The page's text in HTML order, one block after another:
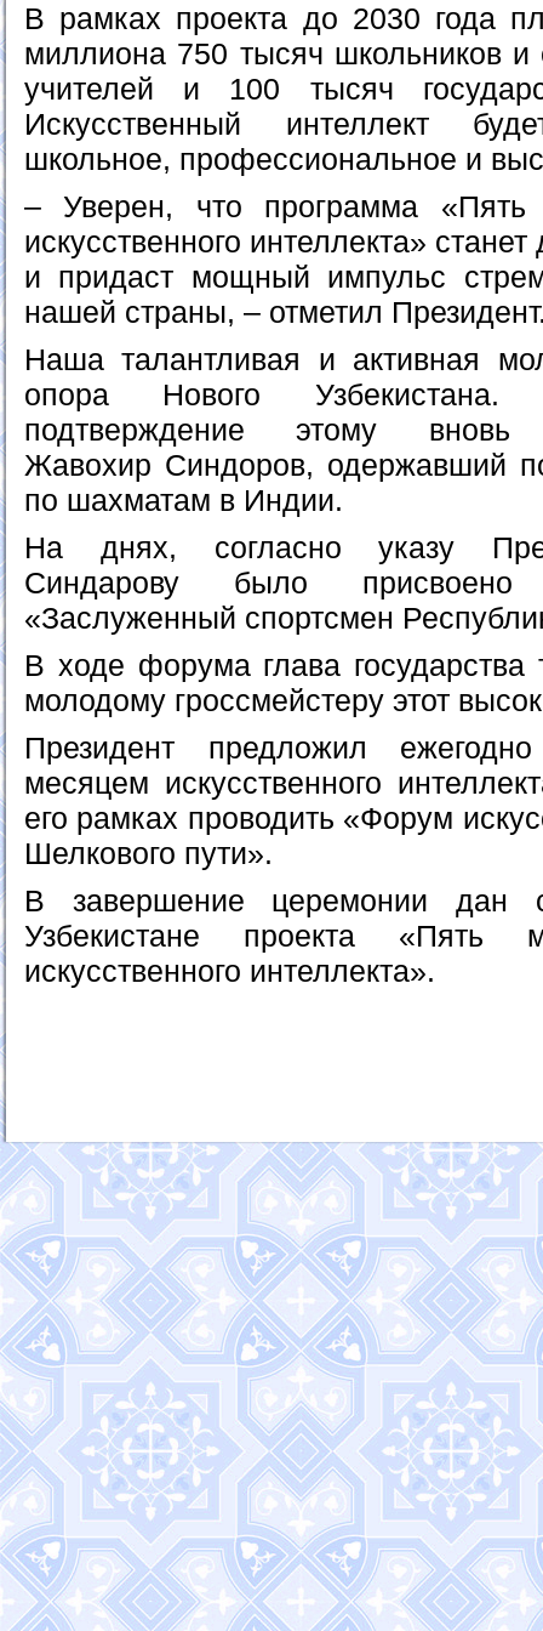
В рамках проекта до 2030 года
миллиона 750 тысяч школьников и
учителей и 100 тысяч
Искусственный интеллект
школьное, профессиональное и
– Уверен, что программа «Пять
искусственного интеллекта»
и придаст мощный импульс
нашей страны, – отметил
Наша талантливая и активная
опора Нового
подтверждение этому вновь
Жавохир Синдоров, одержавший
по шахматам в Индии.
На днях, согласно указу
Синдарову было присвоено
«Заслуженный спортсмен
В ходе форума глава государства
молодому гроссмейстеру этот
Президент предложил
месяцем искусственного
его рамках проводить «Форум
Шелкового пути».
В завершение церемонии дан
Узбекистане проекта «Пять
искусственного интеллекта».